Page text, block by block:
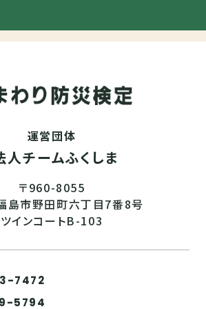
運営団体
チームふくしま
〒960-8055
島市野田町六丁目7番8号
ツインコートB-103
7472
5794